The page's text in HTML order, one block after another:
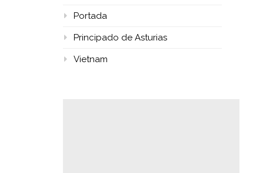
Portada
Principado de Asturias
Vietnam